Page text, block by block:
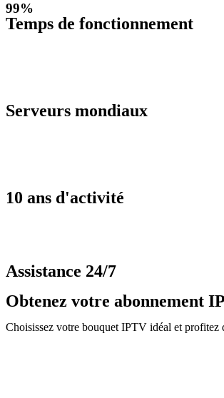
99%
Temps de fonctionnement
Serveurs mondiaux
10 ans d'activité
Assistance 24/7
Obtenez votre abonnement
Choisissez votre bouquet IPTV idéal et profitez